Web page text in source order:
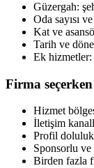
Güzergah:
Oda sayısı
Kat ve
Tarih ve
Ek hizmetler:
Firma
Hizmet
İletişim
Profil doluluk
Sponsorlu ve
Birden fazla